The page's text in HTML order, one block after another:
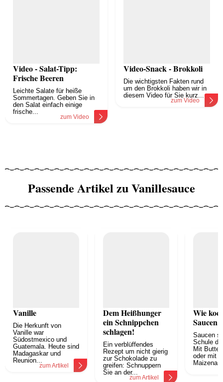
Video - Salat-Tipp:
Frische Beeren
Leichte Salate für heiße
Sommertagen. Geben Sie in
den Salat einfach einige
frische...
zum Video
Video-Snack - Brokkoli
Die wichtigsten Fakten rund
um den Brokkoli haben wir in
diesem Video für Sie kurz...
zum Video
Passende Artikel zu Vanillesauce
Vanille
Die Herkunft von
Vanille war
Südostmexico und
Guatemala. Heute sind
Madagaskar und
Reunion...
zum Artikel
Dem Heißhunger
ein Schnippchen
schlagen!
Ein verblüffendes
Rezept um nicht gierig
zur Schokolade zu
greifen: Schnuppern
Sie an der...
zum Artikel
Wie
Saucen?
Saucen
Schule
Mit
oder mit
Maizena...